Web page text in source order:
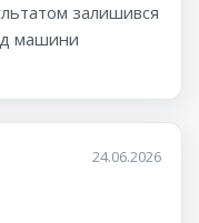
залишився
машини
24.06.2026